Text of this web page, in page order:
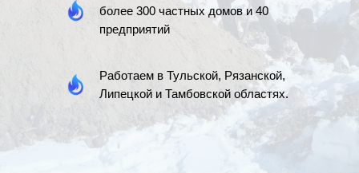
более 300 частных домов и 40
предприятий
Работаем в Тульской, Рязанской,
Липецкой и Тамбовской областях.